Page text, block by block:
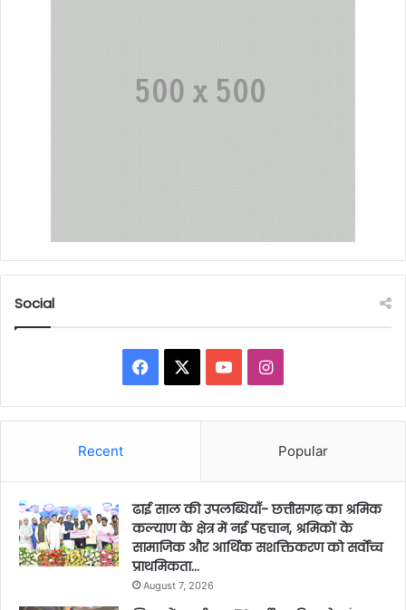
Social
Facebook YouTubeInstagram
Recent Popular
ढाई साल की उपलब्धियाँ- छत्तीसगढ़ का श्रमिक
कल्याण के क्षेत्र में नई पहचान, श्रमिकों के
सामाजिक और आर्थिक सशक्तिकरण को सर्वाेच्च
प्राथमिकता…
August 7, 2026